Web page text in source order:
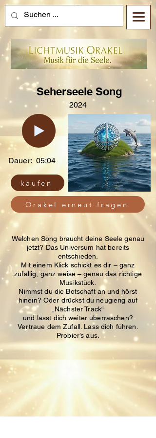
Seherseele Song
2024
Dauer: 05:04
kaufen
Orakel erneut fragen
Welchen Song braucht deine Seele genau
jetzt?Das Universum hat bereits
entschieden.
Mit einem Klick schickt es dir – ganz
zufällig, ganz weise – genau das richtige
Musikstück.
Nimmst du die Botschaft an und hörst
hinein?Oder drückst du neugierig auf
„Nächster Track“
und lässt dich weiter überraschen?
Vertraue dem Zufall. Lass dich führen.
Probier’s aus.